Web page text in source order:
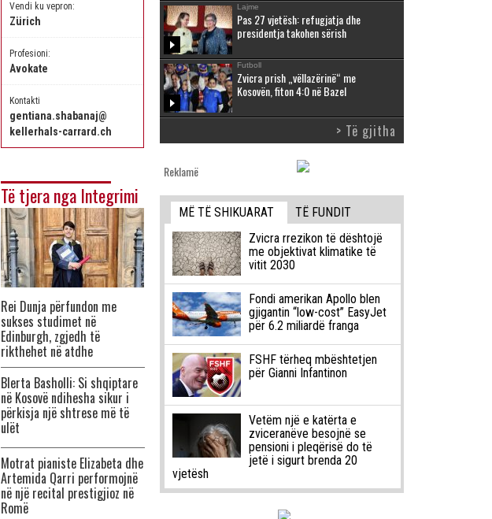
Vendi ku vepron:
Zürich
Profesioni:
Avokate
Kontakti
gentiana.shabanaj@
kellerhals-carrard.ch
Të tjera nga Integrimi
Rei Dunja përfundon me
sukses studimet në
Edinburgh, zgjedh të
rikthehet në atdhe
Blerta Basholli: Si shqiptare
në Kosovë ndihesha sikur i
përkisja një shtrese më të
ulët
Motrat pianiste Elizabeta dhe
Artemida Qarri performojnë
në një recital prestigjioz në
Romë
Lajme
Pas 27 vjetësh: refugjatja dhe
presidentja takohen sërish
Futboll
Zvicra prish „vëllazërinë“ me
Kosovën, fiton 4:0 në Bazel
> Të gjitha
Reklamë
MË TË SHIKUARAT
TË FUNDIT
Zvicra rrezikon të dështojë
me objektivat klimatike të
vitit 2030
Fondi amerikan Apollo blen
gjigantin “low-cost” EasyJet
për 6.2 miliardë franga
FSHF tërheq mbështetjen
për Gianni Infantinon
Vetëm një e katërta e
zviceranëve besojnë se
pensioni i pleqërisë do të
jetë i sigurt brenda 20
vjetësh